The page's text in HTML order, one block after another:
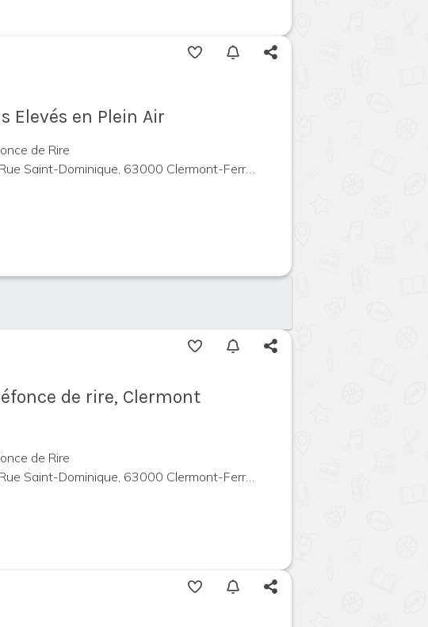
Elevés en Plein Air
de Rire
Saint-Dominique, 63000 Clermont-Ferrand, France
de rire, Clermont
de Rire
Saint-Dominique, 63000 Clermont-Ferrand, France